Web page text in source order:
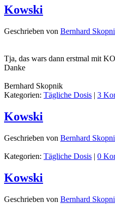
Kowski
Geschrieben von Bernhard
Tja, das wars dann erstmal mit
Danke
Bernhard Skopnik
Kategorien: Tägliche Dosis | 3
Kowski
Geschrieben von Bernhard
Kategorien: Tägliche Dosis | 0
Kowski
Geschrieben von Bernhard